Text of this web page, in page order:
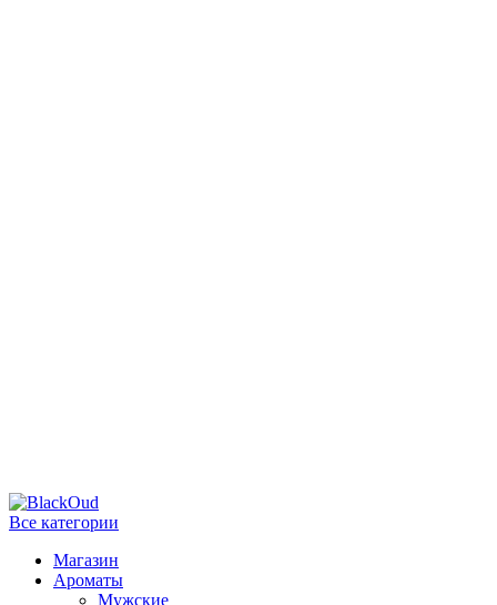
Все категории
Магазин
Ароматы
Мужские